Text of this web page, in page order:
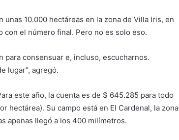
10.000 hectáreas en la zona de Villa Iris, en
con el número final. Pero no es solo eso.
para consensuar e, incluso, escucharnos.
lugar”, agregó.
este año, la cuenta es de $ 645.285 para todo
hectárea). Su campo está en El Cardenal, la zona
apenas llegó a los 400 milímetros.